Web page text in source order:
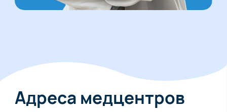
Адреса медцентров